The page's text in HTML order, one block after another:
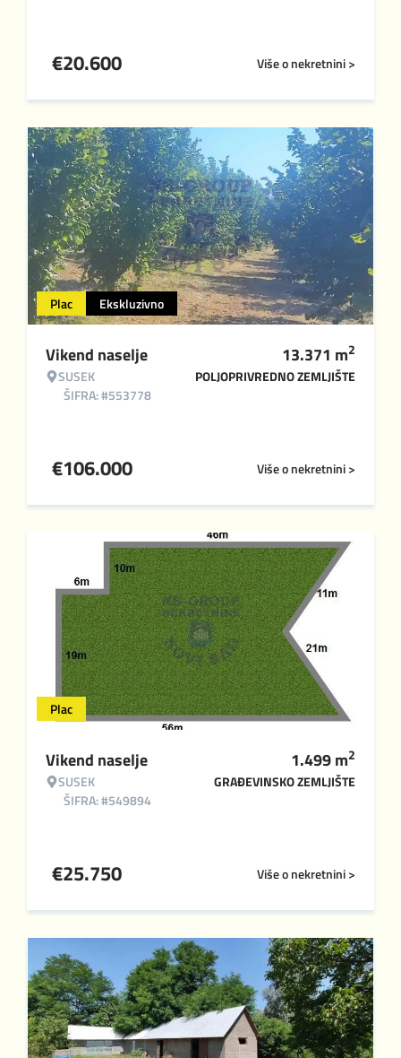
Više o nekretnini >
€20.600
Plac Ekskluzivno
Vikend naselje
SUSEK
ŠIFRA: #553778
13.371 m2
POLJOPRIVREDNO ZEMLJIŠTE
Više o nekretnini >
€106.000
Plac
Vikend naselje
SUSEK
ŠIFRA: #549894
1.499m2
GRAĐEVINSKO ZEMLJIŠTE
Više o nekretnini >
€25.750